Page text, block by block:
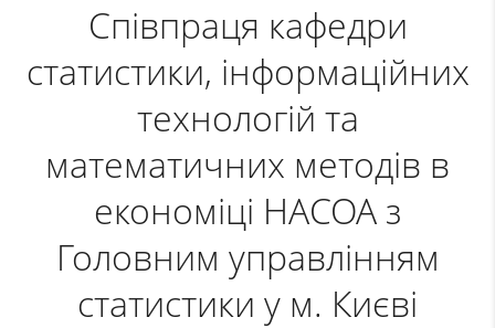
Співпраця кафедри
статистики, інформаційних
технологій та
математичних методів в
економіці НАСОА з
Головним управлінням
статистики у м. Києві